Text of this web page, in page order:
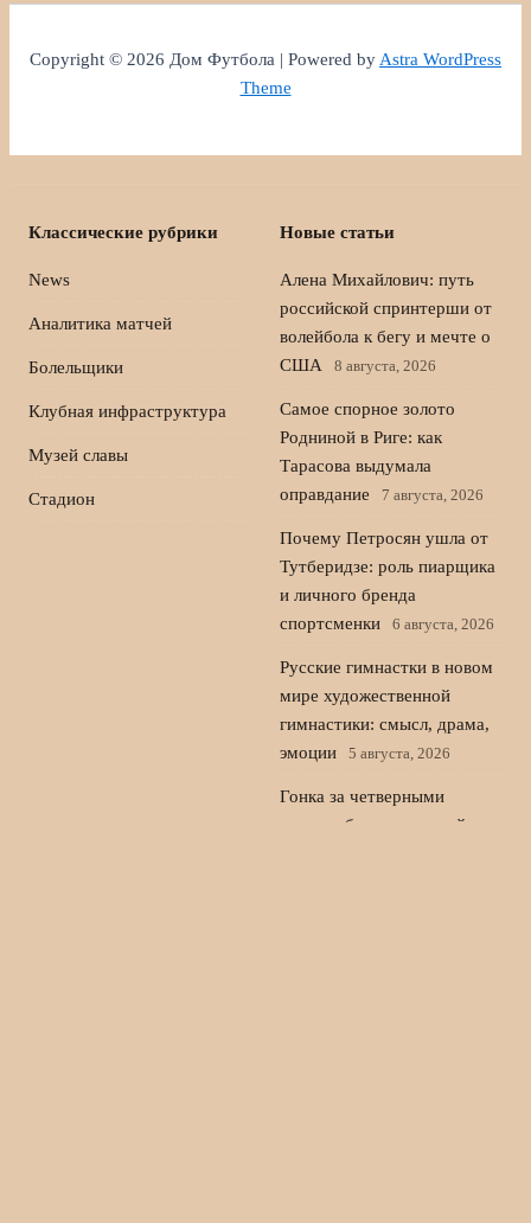
Copyright © 2026 Дом Футбола | Powered byAstra WordPress
Theme
Классические рубрики
News
Аналитика матчей
Болельщики
Клубная инфраструктура
Музей славы
Стадион
Новые статьи
Алена Михайлович: путь
российской спринтерши от
волейбола к бегу и мечте о
США
8 августа, 2026
Самое спорное золото
Родниной в Риге: как
Тарасова выдумала
оправдание
7 августа, 2026
Почему Петросян ушла от
Тутберидзе: роль пиарщика
и личного бренда
спортсменки
6 августа, 2026
Русские гимнастки в новом
мире художественной
гимнастики: смысл, драма,
эмоции
5 августа, 2026
Гонка за четверными
калечит будущее нашей